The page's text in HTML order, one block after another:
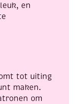
en
tot uiting
maken.
om